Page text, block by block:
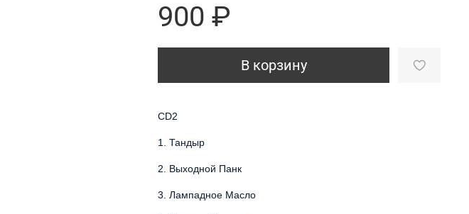
900 ₽
В корзину
CD2
1. Тандыр
2. Выходной Панк
3. Лампадное Масло